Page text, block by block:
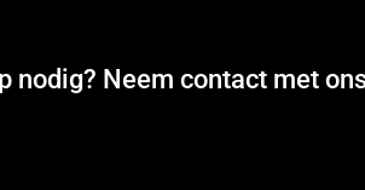
nodig? Neem contact met